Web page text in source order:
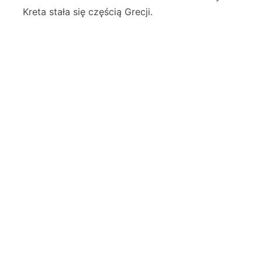
Kreta stała się częścią Grecji.